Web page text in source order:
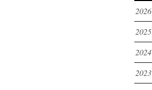
2026
2025
2024
2023